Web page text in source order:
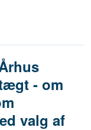
- om
valg af